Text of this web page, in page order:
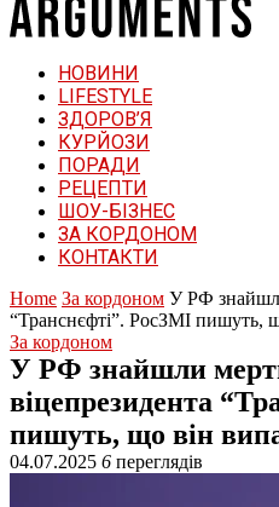
НОВИНИ
LIFESTYLE
ЗДОРОВ’Я
КУРЙОЗИ
ПОРАДИ
РЕЦЕПТИ
ШОУ-БІЗНЕС
ЗА КОРДОНОМ
КОНТАКТИ
Home За кордоном У РФ
“Транснєфті”. РосЗМІ пишуть,
За кордоном
У РФ знайшли
віцепрезидента
пишуть, що він
04.07.2025 6 переглядів